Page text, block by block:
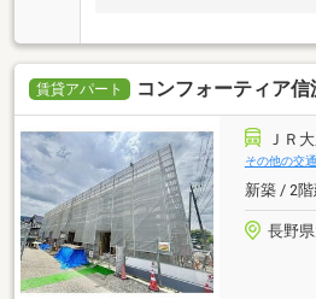
賃貸アパート コンフォーティア信
ＪＲ
その他の交通
新築 / 2階
長野